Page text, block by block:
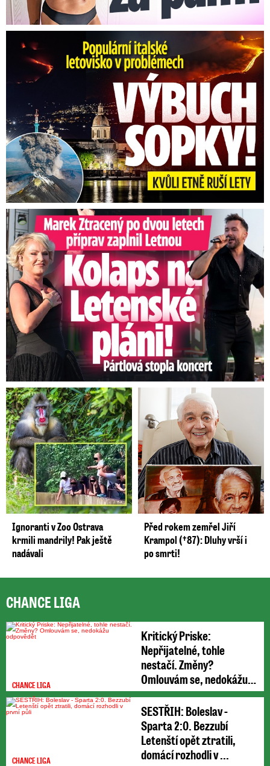
Erupce sicilské sopky Etny: Ruší desítky letů
Marek Ztracený na Letné: Pártlová stopla koncert
Ignoranti v Zoo Ostrava
krmili mandrily! Pak ještě
nadávali
Před rokem zemřel Jiří
Krampol (†87): Dluhy vrší i
po smrti!
CHANCE LIGA
CHANCE LIGA
Kritický Priske:
Nepřijatelné, tohle
nestačí. Změny?
Omlouvám se, nedokážu
odpovědět
CHANCE LIGA
SESTŘIH: Boleslav -
Sparta 2:0. Bezzubí
Letenští opět ztratili,
domácí rozhodli v ...